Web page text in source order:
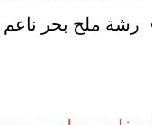
رشة ملح بحر